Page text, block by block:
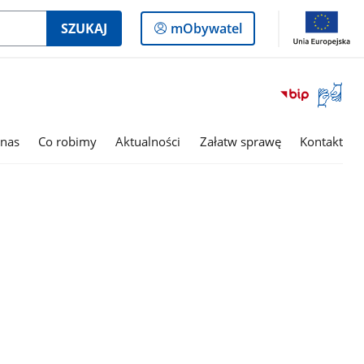
SZUKAJ
Logowanie
do
mObywatel
Otwórz
okno
Co robimy Aktualności Załatw sprawę Kontakt